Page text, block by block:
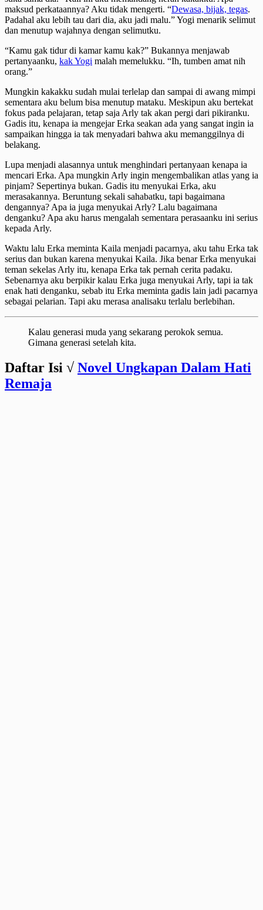
maksud perkataannya? Aku tidak mengerti. “Dewasa, bijak, tegas.
Padahal aku lebih tau dari dia, aku jadi malu.” Yogi menarik selimut
dan menutup wajahnya dengan selimutku.
“Kamu gak tidur di kamar kamu kak?” Bukannya menjawab
pertanyaanku, kak Yogi malah memelukku. “Ih, tumben amat nih
orang.”
Mungkin kakakku sudah mulai terlelap dan sampai di awang mimpi
sementara aku belum bisa menutup mataku. Meskipun aku bertekat
fokus pada pelajaran, tetap saja Arly tak akan pergi dari pikiranku.
Gadis itu, kenapa ia mengejar Erka seakan ada yang sangat ingin ia
sampaikan hingga ia tak menyadari bahwa aku memanggilnya di
belakang.
Lupa menjadi alasannya untuk menghindari pertanyaan kenapa ia
mencari Erka. Apa mungkin Arly ingin mengembalikan atlas yang ia
pinjam? Sepertinya bukan. Gadis itu menyukai Erka, aku
merasakannya. Beruntung sekali sahabatku, tapi bagaimana
dengannya? Apa ia juga menyukai Arly? Lalu bagaimana
denganku? Apa aku harus mengalah sementara perasaanku ini serius
kepada Arly.
Waktu lalu Erka meminta Kaila menjadi pacarnya, aku tahu Erka tak
serius dan bukan karena menyukai Kaila. Jika benar Erka menyukai
teman sekelas Arly itu, kenapa Erka tak pernah cerita padaku.
Sebenarnya aku berpikir kalau Erka juga menyukai Arly, tapi ia tak
enak hati denganku, sebab itu Erka meminta gadis lain jadi pacarnya
sebagai pelarian. Tapi aku merasa analisaku terlalu berlebihan.
Kalau generasi muda yang sekarang perokok semua.
Gimana generasi setelah kita.
Daftar Isi √ Novel Ungkapan Dalam Hati
Remaja